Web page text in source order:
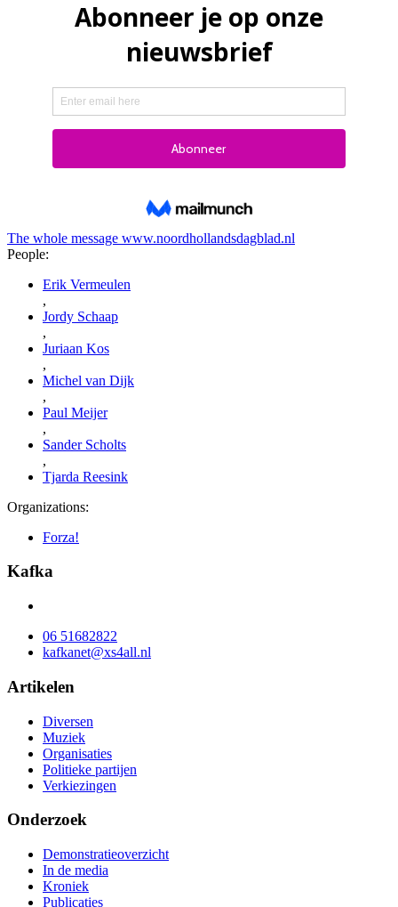
The whole message www.noordhollandsdagblad.nl
People:
Erik Vermeulen
,
Jordy Schaap
,
Juriaan Kos
,
Michel van Dijk
,
Paul Meijer
,
Sander Scholts
,
Tjarda Reesink
Organizations:
Forza!
Kafka
06 51682822
kafkanet@xs4all.nl
Artikelen
Diversen
Muziek
Organisaties
Politieke partijen
Verkiezingen
Onderzoek
Demonstratieoverzicht
In de media
Kroniek
Publicaties